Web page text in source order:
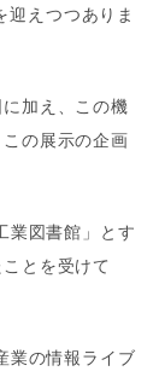
えつつありま
加え、この機
の展示の企画
業図書館」とす
とを受けて
業の情報ライブ